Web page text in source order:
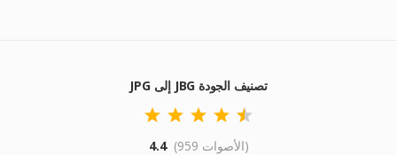
JPG إلى JBG تصنيف الجودة
4.4 (959 الأصوات)